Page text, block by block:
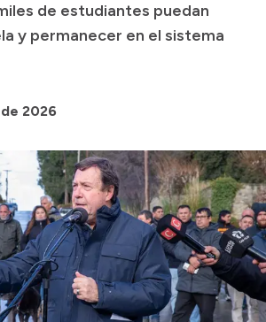
de estudiantes puedan
y permanecer en el sistema
2026